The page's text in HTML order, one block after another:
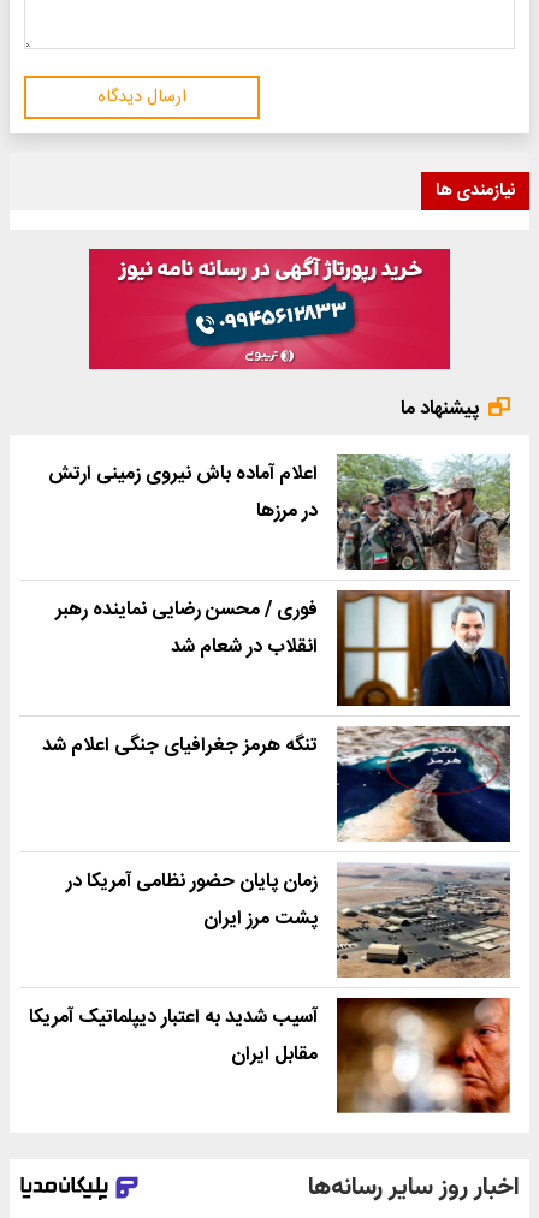
ارسال دیدگاه
نیازمندی ها
پیشنهاد ما
اعلام آماده باش نیروی زمینی ارتش
در مرزها
فوری / محسن رضایی نماینده رهبر
انقلاب در شعام شد
تنگه هرمز جغرافیای جنگی اعلام شد
زمان پایان حضور نظامی آمریکا در
پشت مرز ایران
آسیب شدید به اعتبار دیپلماتیک آمریکا
مقابل ایران